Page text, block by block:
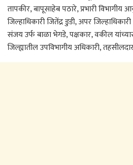
तापकीर, बापूसाहेब पठारे, प्रभारी विभागीय
जिल्हाधिकारी जितेंद्र डुडी, अपर
संजय उर्फ बाळा भेगडे, पक्षकार, वकील
जिल्ह्यातील उपविभागीय अधिकारी,